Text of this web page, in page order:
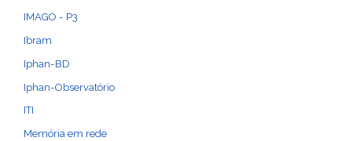
IMAGO - P3
Ibram
Iphan-BD
Iphan-Observatório
ITI
Memória em rede